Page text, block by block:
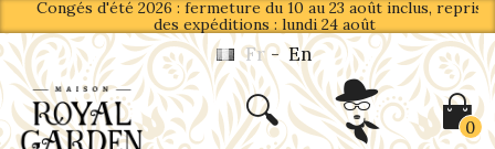
Congés d'été 2026 : fermeture du 10 au 23 août inclus, reprise
des expéditions : lundi 24 août
Fr - En
0